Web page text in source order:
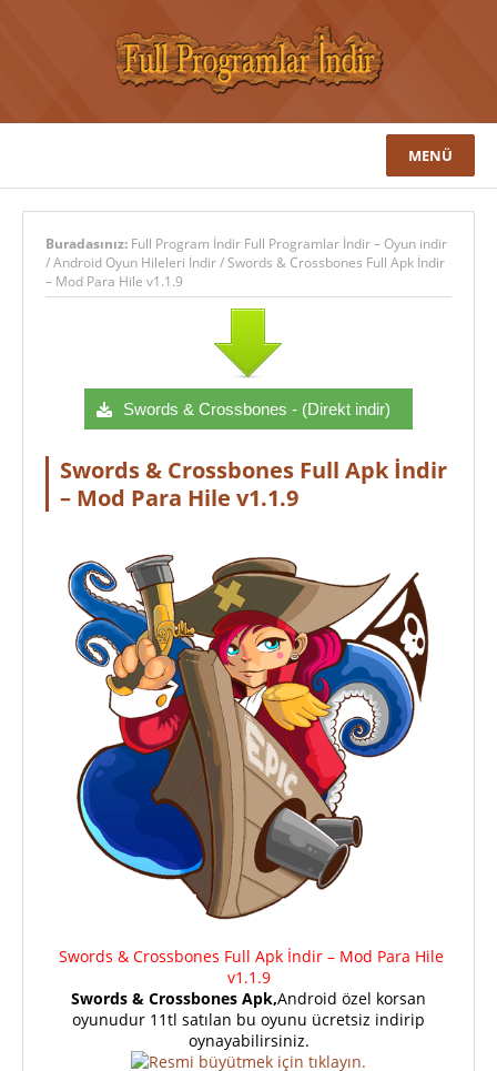
MENÜ
Buradasınız: Full Program İndir Full Programlar İndir – Oyun indir
/Android Oyun Hileleri İndir/Swords & Crossbones Full Apk İndir
– Mod Para Hile v1.1.9
Swords & Crossbones - (Direkt indir)
Swords & Crossbones Full Apk İndir
– Mod Para Hile v1.1.9
Swords & Crossbones Full Apk İndir – Mod Para Hile
v1.1.9
Swords & Crossbones Apk,Android özel korsan
oyunudur 11tl satılan bu oyunu ücretsiz indirip
oynayabilirsiniz.